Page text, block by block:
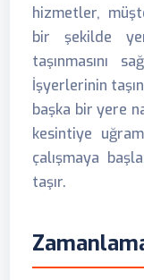
hizmetler,
bir şekilde
taşınmasını
İşyerlerinin
başka bir yere
kesintiye
çalışmaya
taşır.